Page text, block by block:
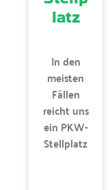
latz
In den
meisten
Fällen
reicht uns
ein PKW-
Stellplatz